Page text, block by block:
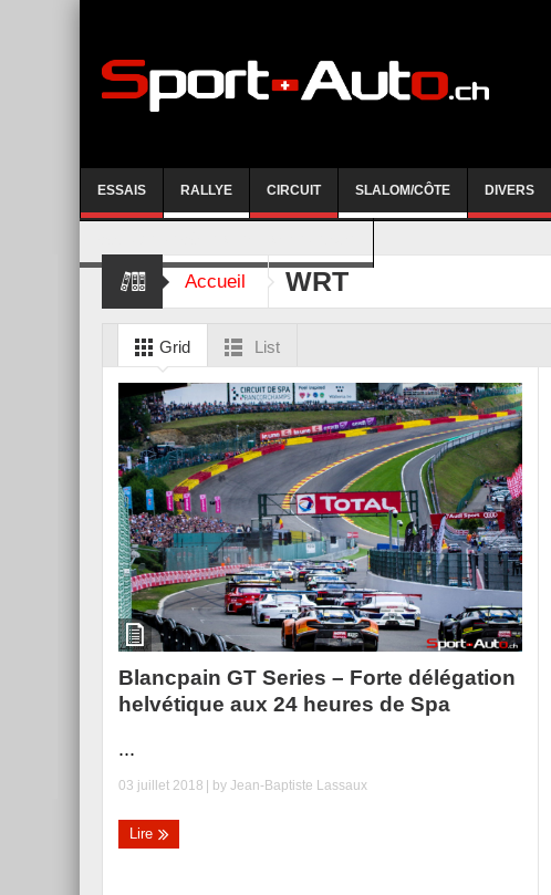
ESSAIS RALLYE CIRCUIT SLALOM/CÔTE DIVERS
Accueil WRT
Grid List
Blancpain GT Series – Forte délégation
helvétique aux 24 heures de Spa
...
03 juillet 2018 | by Jean-Baptiste Lassaux
Lire